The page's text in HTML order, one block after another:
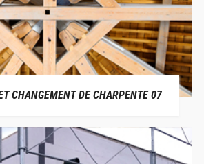
CHANGEMENT DE CHARPENTE 07